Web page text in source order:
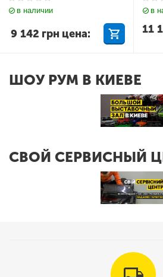
в наличии
9 142 грн цена:
в
11
ШОУ РУМ В КИЕВЕ
СВОЙ СЕРВИСНЫЙ